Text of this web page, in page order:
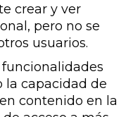
crear y ver
pero no se
usuarios.
funcionalidades
la capacidad de
contenido en la